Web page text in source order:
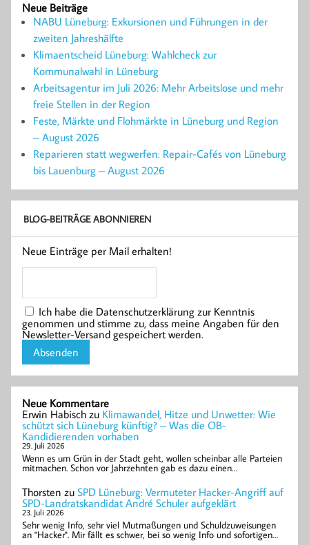
Neue Beiträge
NABU Lüneburg: Exkursionen und Führungen in der
zweiten Jahreshälfte
Klimaentscheid Lüneburg: Wahlcheck zur
Kommunalwahl in Lüneburg
Arbeitsagentur im Juli 2026: Mehr Arbeitslose und mehr
freie Stellen in der Region
Feste, Märkte und Flohmärkte in Lüneburg und Region
– August 2026
Reparieren statt wegwerfen: Repair-Cafés von Lüneburg
bis Lauenburg – August 2026
BLOG-BEITRÄGE ABONNIEREN
Neue Einträge per Mail erhalten!
Ich habe die Datenschutzerklärung zur Kenntnis
genommen und stimme zu, dass meine Angaben für den
Newsletter-Versand gespeichert werden.
Neue Kommentare
Erwin Habisch zu Klimawandel, Hitze und Unwetter: Wie
schützt sich Lüneburg künftig? – Was die OB-
Kandidierenden vorhaben
29. Juli 2026
Wenn es um Grün in der Stadt geht, wollen scheinbar alle Parteien
mitmachen. Schon vor Jahrzehnten gab es dazu einen…
Thorsten zu SPD Lüneburg: Vermuteter Hacker-Angriff auf
SPD-Landratskandidat André Schuler aufgeklärt
23. Juli 2026
Sehr wenig Info, sehr viel Mutmaßungen und Schuldzuweisungen
an "Hacker". Mir fällt es schwer, bei so wenig Info und sofortigen…